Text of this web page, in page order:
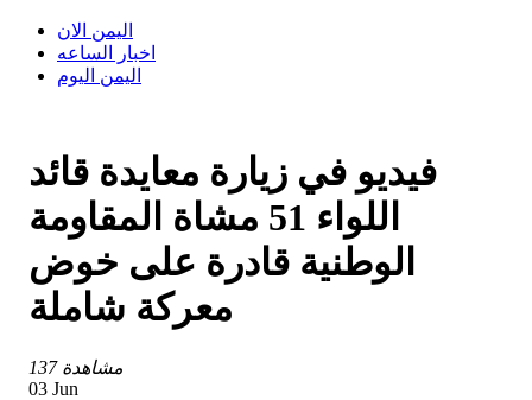
اليمن الان
اخبار الساعه
اليمن اليوم
فيديو في زيارة معايدة قائد
اللواء 51 مشاة المقاومة
الوطنية قادرة على خوض
معركة شاملة
137 مشاهدة
03 Jun